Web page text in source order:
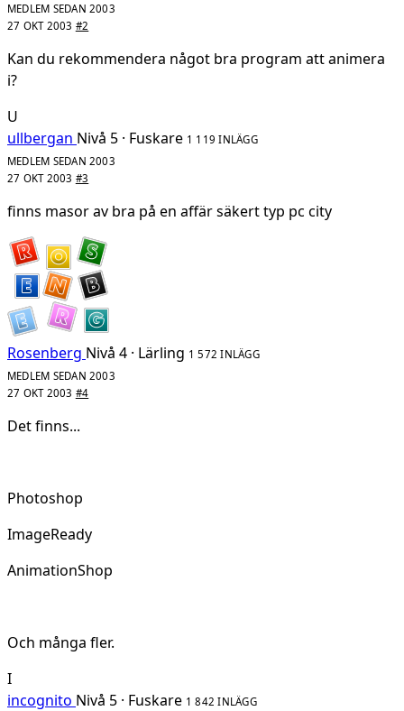
MEDLEM SEDAN 2003
27 OKT 2003 #2
Kan du rekommendera något bra program att animera
i?
U
ullbergan Nivå 5 · Fuskare 1 119 INLÄGG
MEDLEM SEDAN 2003
27 OKT 2003 #3
finns masor av bra på en affär säkert typ pc city
Rosenberg Nivå 4 · Lärling 1 572 INLÄGG
MEDLEM SEDAN 2003
27 OKT 2003 #4
Det finns...
Photoshop
ImageReady
AnimationShop
Och många fler.
I
incognito Nivå 5 · Fuskare 1 842 INLÄGG